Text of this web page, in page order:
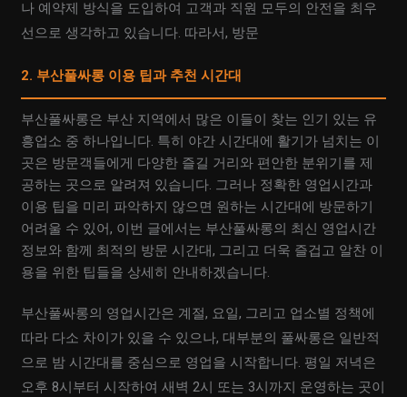
나 예약제 방식을 도입하여 고객과 직원 모두의 안전을 최우
선으로 생각하고 있습니다. 따라서, 방문
2. 부산풀싸롱 이용 팁과 추천 시간대
부산풀싸롱은 부산 지역에서 많은 이들이 찾는 인기 있는 유
흥업소 중 하나입니다. 특히 야간 시간대에 활기가 넘치는 이
곳은 방문객들에게 다양한 즐길 거리와 편안한 분위기를 제
공하는 곳으로 알려져 있습니다. 그러나 정확한 영업시간과
이용 팁을 미리 파악하지 않으면 원하는 시간대에 방문하기
어려울 수 있어, 이번 글에서는 부산풀싸롱의 최신 영업시간
정보와 함께 최적의 방문 시간대, 그리고 더욱 즐겁고 알찬 이
용을 위한 팁들을 상세히 안내하겠습니다.
부산풀싸롱의 영업시간은 계절, 요일, 그리고 업소별 정책에
따라 다소 차이가 있을 수 있으나, 대부분의 풀싸롱은 일반적
으로 밤 시간대를 중심으로 영업을 시작합니다. 평일 저녁은
오후 8시부터 시작하여 새벽 2시 또는 3시까지 운영하는 곳이